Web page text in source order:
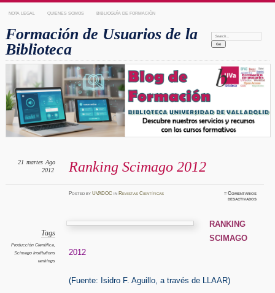
NOTA LEGAL QUIENES SOMOS BIBLIOGUÍA DE FORMACIÓN
Formación de Usuarios de la
Biblioteca
Search:
Ranking Scimago 2012
21 martes Ago
2012
PostedbyUVADOC inRevistas Científicas ≈Comentarios
desactivadosen
Tags
Producción Científica,
Scimago Institutions
rankings
RANKING
SCIMAGO
2012
(Fuente: Isidro F. Aguillo, a través de LLAAR)